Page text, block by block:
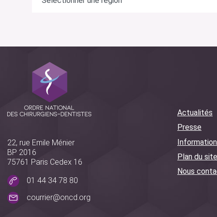
22, rue Emile Ménier
BP 2016
75761 Paris Cedex 16
01 44 34 78 80
courrier@oncd.org
Actualités
Presse
Plan du site
Nous